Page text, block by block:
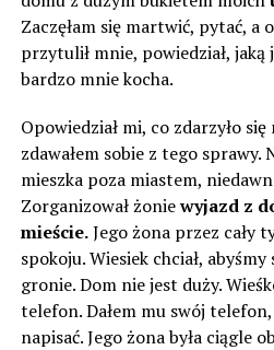
Zaczęłam się martwić, pytać, a
przytulił mnie, powiedział,
bardzo mnie kocha.
Opowiedział mi, co zdarzyło
zdawałem sobie z tego sprawy.
mieszka poza miastem,
Zorganizował żoniewyjazd z
mieście.Jego żona przez cały
spokoju. Wiesiek chciał,
gronie. Dom nie jest duży.
telefon. Dałem mu swój
napisać. Jego żona była ciągle